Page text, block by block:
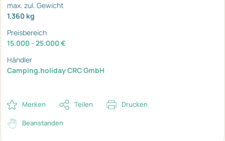
max. zul. Gewicht
1.360 kg
Preisbereich
15.000 - 25.000 €
Händler
Camping.holiday CRC GmbH
Merken Teilen Drucken
Beanstanden